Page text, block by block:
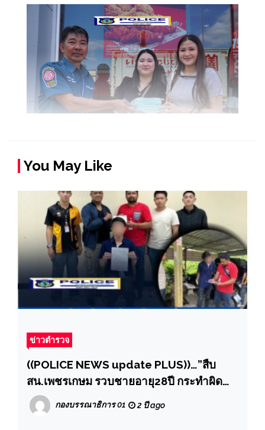
You May Like
ข่าวตำรวจ
((POLICE NEWS update PLUS))…”สืบ
สน.เพชรเกษม รวบชายอายุ28ปี กระทำผิด
ฐาน “ลักทรัพย์ที่เป็นของนายจ้าง ”
กองบรรณาธิการ 01 2 ปี ago